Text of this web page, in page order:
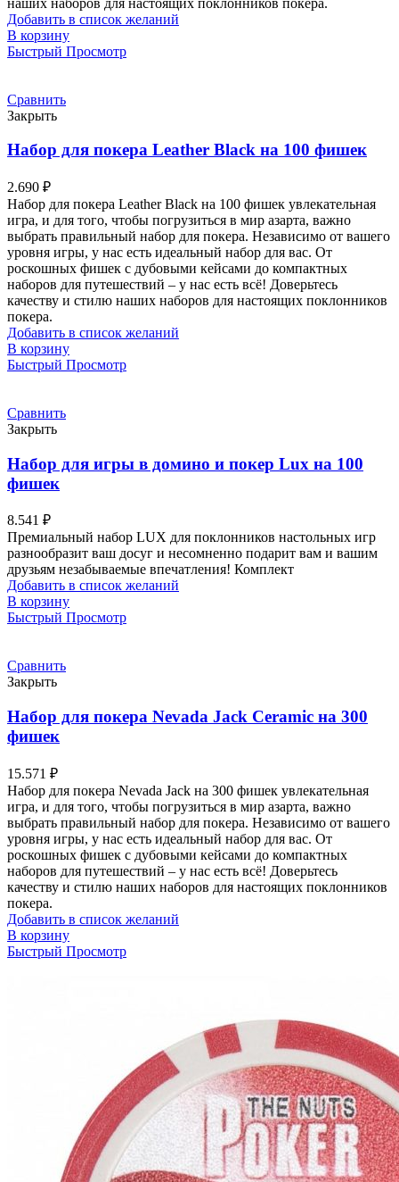
Добавить в список желаний
В корзину
Быстрый Просмотр
Сравнить
Закрыть
Набор для покера Leather Black на 100 фишек
2.690 ₽
Набор для покера Leather Black на 100 фишек увлекательная
игра, и для того, чтобы погрузиться в мир азарта, важно
выбрать правильный набор для покера. Независимо от вашего
уровня игры, у нас есть идеальный набор для вас. От
роскошных фишек с дубовыми кейсами до компактных
наборов для путешествий – у нас есть всё! Доверьтесь
качеству и стилю наших наборов для настоящих поклонников
покера.
Добавить в список желаний
В корзину
Быстрый Просмотр
Сравнить
Закрыть
Набор для игры в домино и покер Lux на 100
фишек
8.541 ₽
Премиальный набор LUX для поклонников настольных игр
разнообразит ваш досуг и несомненно подарит вам и вашим
друзьям незабываемые впечатления! Комплект
Добавить в список желаний
В корзину
Быстрый Просмотр
Сравнить
Закрыть
Набор для покера Nevada Jack Ceramic на 300
фишек
15.571 ₽
Набор для покера Nevada Jack на 300 фишек увлекательная
игра, и для того, чтобы погрузиться в мир азарта, важно
выбрать правильный набор для покера. Независимо от вашего
уровня игры, у нас есть идеальный набор для вас. От
роскошных фишек с дубовыми кейсами до компактных
наборов для путешествий – у нас есть всё! Доверьтесь
качеству и стилю наших наборов для настоящих поклонников
покера.
Добавить в список желаний
В корзину
Быстрый Просмотр